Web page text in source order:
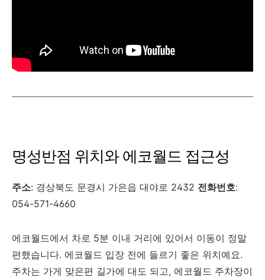
명성반점 위치와 에코월드 접근성
주소: 경상북도 문경시 가은읍 대야로 2432 전화번호:
054-571-4660
에코월드에서 차로 5분 이내 거리에 있어서 이동이 정말
편했습니다. 에코월드 입장 전에 들르기 좋은 위치예요.
주차는 가게 맞은편 길가에 대도 되고, 에코월드 주차장이